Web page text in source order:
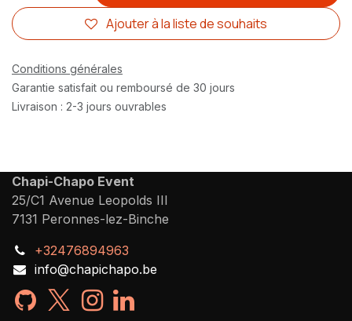
Ajouter à la liste de souhaits
Conditions générales
Garantie satisfait ou remboursé de 30 jours
Livraison : 2-3 jours ouvrables
Chapi-Chapo Event
25/C1 Avenue Leopolds III
7131 Peronnes-lez-Binche
+32476894963
info@chapichapo.be